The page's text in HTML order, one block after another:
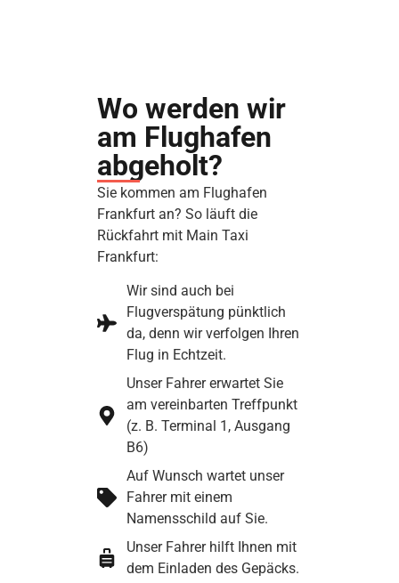
Wo werden wir
am Flughafen
abgeholt?
Sie kommen am Flughafen
Frankfurt an? So läuft die
Rückfahrt mit Main Taxi
Frankfurt:
Wir sind auch bei
Flugverspätung pünktlich
da, denn wir verfolgen Ihren
Flug in Echtzeit.
Unser Fahrer erwartet Sie
am vereinbarten Treffpunkt
(z. B. Terminal 1, Ausgang
B6)
Auf Wunsch wartet unser
Fahrer mit einem
Namensschild auf Sie.
Unser Fahrer hilft Ihnen mit
dem Einladen des Gepäcks.